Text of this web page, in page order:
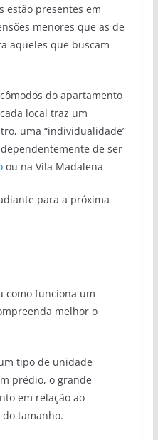
estão presentes em
menores que as de
aqueles que buscam
do apartamento
local traz um
uma “individualidade”
de ser
ou na Vila Madalena
para a próxima
como funciona um
melhor o
tipo de unidade
prédio, o grande
em relação ao
tamanho.